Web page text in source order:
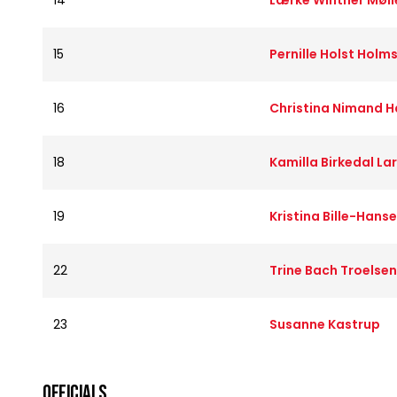
15 Pernille Holst
16 Christina Nimand
18 Kamilla Birkedal
19 Kristina Bille-
22 Trine Bach Troelsen
23 Susanne Kastrup